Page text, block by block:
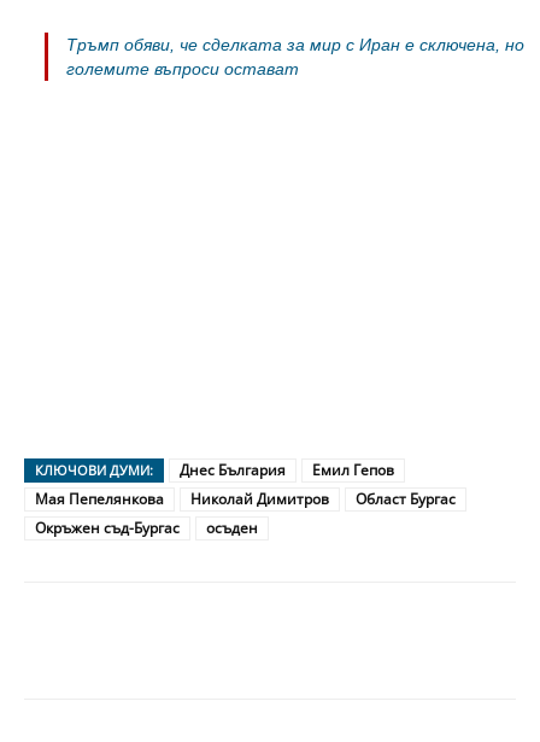
Тръмп обяви, че сделката за мир с Иран е сключена, но
големите въпроси остават
КЛЮЧОВИ ДУМИ: Днес България
Емил Гепов
Мая Пепелянкова
Николай Димитров
Област Бургас
Окръжен съд-Бургас
осъден